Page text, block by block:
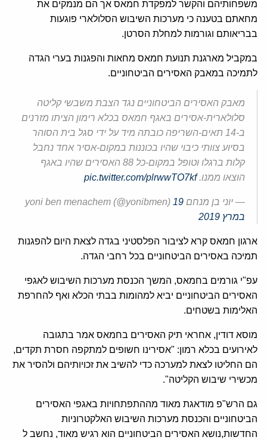
משפחותיהם והקשר למפקדת חמאס אך הם מנמקים את
מחאתם בטענה כי מערכות השיבוש הסלולארי פוגעות
בבריאותם וגורמות למחלת הסרטן.
במקביל מארגנת תנועת חמאס מחאות והפגנות בערי הגדה
לתמיכה במאבק האסירים הביטחוניים.
מאבק האסירים הביטחוניים נגד הצבת משבשי קליטה
סלולארית-אסירים באגף חמאס בכלא רימון הציתו מזרנים
ב-14 תאים-השריפה כובתה מיד על ידי סגל בית הסוהר
בסיוע צוותי כיבוי שהיו בכוננות במקום-אסיר אחד נחבל
קלות ברגלו וטופל במקום-כל 88 האסירים שהיו באגף
הוצאו ממנו.pic.twitter.com/plrwwTO7kf
— יוני בן מנחם yoni ben menachem (@yonibmen) 19
במרץ 2019
ארגון חמאס קרא לציבור הפלסטיני בגדה לצאת היום להפגנות
תמיכה באסירים הביטחוניים בכל רחבי הגדה.
עפ"י גורמים בחמאס, המשך הכנסת מערכות השיבוש לאגפי
האסירים הביטחוניים יביא למהומות בבתי הכלא ואף להחרפת
האלימות בשטחים.
מוסא דודין, אחראי תיק האסירים בחמאס אמר בתגובה
לאירועים בכלא רמון: "אסירינו חשופים למתקפה חסרת תקדים,
הם החליטו לצאת למערכה כדי להשיב את זכויותיהם ולהסיר את
מכשירי שיבוש הקליטה".
גם הרש"פ מודאגת מאוד מההתפתחויות באגפי האסירים
הביטחוניים והכנסת מערכות השיבוש האלקטרוניות
החדשות,נושא האסירים הביטחוניים הוא רגיש מאוד, נחשב ל